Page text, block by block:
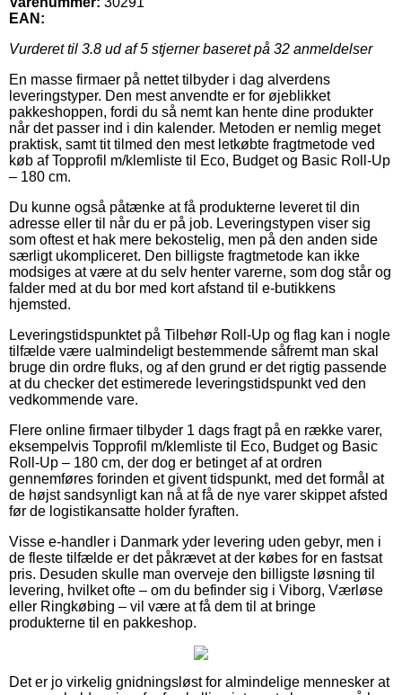
EAN:
Vurderet til 3.8 ud af 5 stjerner baseret på 32 anmeldelser
En masse firmaer på nettet tilbyder i dag alverdens
leveringstyper. Den mest anvendte er for øjeblikket
pakkeshoppen, fordi du så nemt kan hente dine produkter
når det passer ind i din kalender. Metoden er nemlig meget
praktisk, samt tit tilmed den mest letkøbte fragtmetode ved
køb af Topprofil m/klemliste til Eco, Budget og Basic Roll-Up
– 180 cm.
Du kunne også påtænke at få produkterne leveret til din
adresse eller til når du er på job. Leveringstypen viser sig
som oftest et hak mere bekostelig, men på den anden side
særligt ukompliceret. Den billigste fragtmetode kan ikke
modsiges at være at du selv henter varerne, som dog står og
falder med at du bor med kort afstand til e-butikkens
hjemsted.
Leveringstidspunktet på Tilbehør Roll-Up og flag kan i nogle
tilfælde være ualmindeligt bestemmende såfremt man skal
bruge din ordre fluks, og af den grund er det rigtig passende
at du checker det estimerede leveringstidspunkt ved den
vedkommende vare.
Flere online firmaer tilbyder 1 dags fragt på en række varer,
eksempelvis Topprofil m/klemliste til Eco, Budget og Basic
Roll-Up – 180 cm, der dog er betinget af at ordren
gennemføres forinden et givent tidspunkt, med det formål at
de højst sandsynligt kan nå at få de nye varer skippet afsted
før de logistikansatte holder fyraften.
Visse e-handler i Danmark yder levering uden gebyr, men i
de fleste tilfælde er det påkrævet at der købes for en fastsat
pris. Desuden skulle man overveje den billigste løsning til
levering, hvilket ofte – om du befinder sig i Viborg, Værløse
eller Ringkøbing – vil være at få dem til at bringe
produkterne til en pakkeshop.
Det er jo virkelig gnidningsløst for almindelige mennesker at